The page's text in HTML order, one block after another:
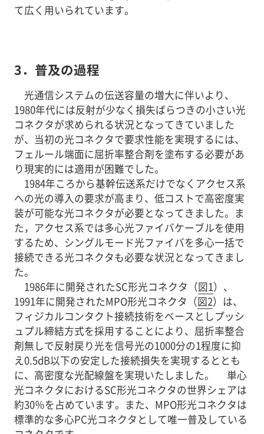
て広く用いられています。
3．普及の過程
光通信システムの伝送容量の増大に伴いより、
1980年代には反射が少なく損失ばらつきの小さい光
コネクタが求められる状況となってきていました
が、当初の光コネクタで要求性能を実現するには、
フェルール端面に屈折率整合剤を塗布する必要があ
り現実的には適用が困難でした。
1984年ころから基幹伝送系だけでなくアクセス系
への光の導入の要求が高まり、低コストで高密度実
装が可能な光コネクタが必要となってきました。ま
た，アクセス系では多心光ファイバケーブルを使用
するため、シングルモード光ファイバを多心一括で
接続できる光コネクタも必要な状況となってきまし
た。
1986年に開発されたSC形光コネクタ（図1）、
1991年に開発されたMPO形光コネクタ（図2）は、
フィジカルコンタクト接続技術をベースとしプッシ
ュプル締結方式を採用することにより、屈折率整合
剤無しで反射戻り光を信号光の1000分の1程度に抑
え0.5dB以下の安定した接続損失を実現するととも
に、高密度な光配線盤を実現いたしました。 単心
光コネクタにおけるSC形光コネクタの世界シェアは
約30％を占めています。また、MPO形光コネクタは
標準的な多心PC光コネクタとして唯一普及している